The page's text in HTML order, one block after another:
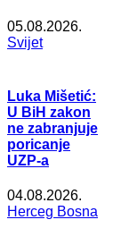
05.08.2026.
Svijet
Luka Mišetić:
U BiH zakon
ne zabranjuje
poricanje
UZP-a
04.08.2026.
Herceg Bosna